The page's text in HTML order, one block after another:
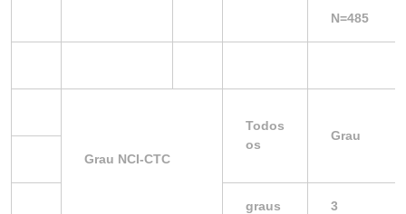
N=485
Grau NCI-CTC
Todos
os
Grau
graus 3